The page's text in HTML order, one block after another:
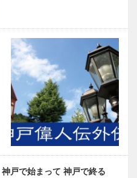
神戸で始まって 神戸で終る